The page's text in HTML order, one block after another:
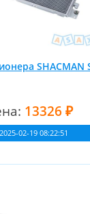
SHACMAN
13326 ₽
02-19 08:22:51